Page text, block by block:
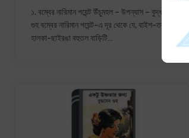
১. বম্বের নারিমান পয়েন্ট উঁচুমহল – উপন্যাস – বুদ্ধদেব
গুহ বম্বের নারিমান পয়েন্ট-এ দূর থেকে যে, বাইশ-তলা
হালকা-ছাইরঙা বহুতল বাড়িটি…